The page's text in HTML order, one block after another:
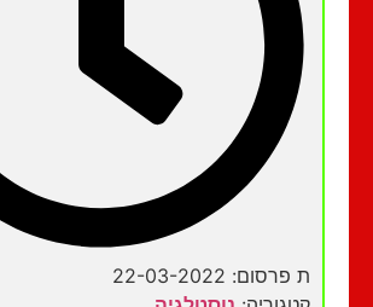
ת פרסום: 22-03-2022